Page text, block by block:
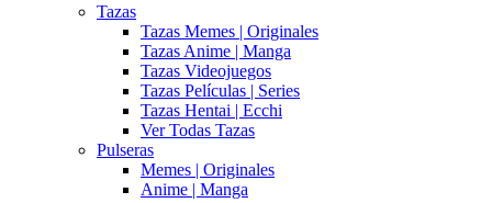
Tazas
Tazas Memes | Originales
Tazas Anime | Manga
Tazas Videojuegos
Tazas Películas | Series
Tazas Hentai | Ecchi
Ver Todas Tazas
Pulseras
Memes | Originales
Anime | Manga